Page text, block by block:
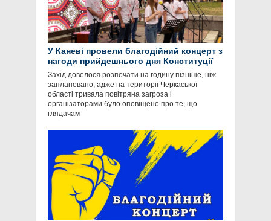
У Каневі провели благодійний концерт з
нагоди прийдешнього дня Конституції
Захід довелося розпочати на годину пізніше, ніж
заплановано, адже на території Черкаської
області тривала повітряна загроза і
організаторами було оповіщено про те, що
глядачам